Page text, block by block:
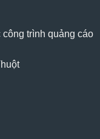
trình quảng cáo